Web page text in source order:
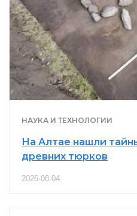
НАУКА И ТЕХНОЛОГИИ
На Алтае нашли
древних тюрков
2026-08-04